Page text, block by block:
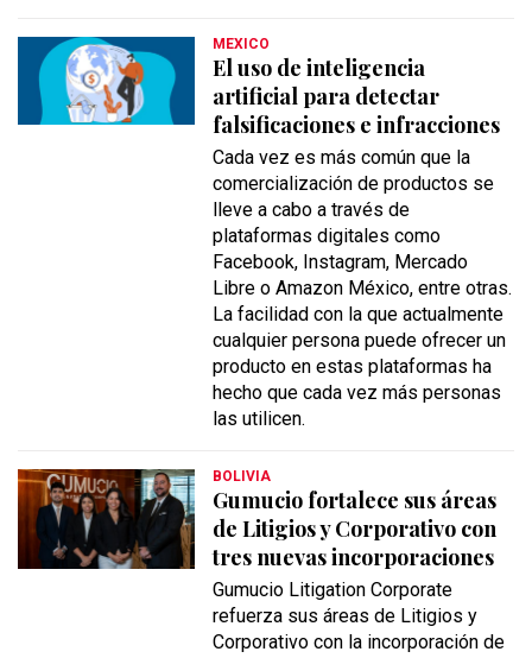
MEXICO
El uso de inteligencia
artificial para detectar
falsificaciones e infracciones
Cada vez es más común que la
comercialización de productos se
lleve a cabo a través de
plataformas digitales como
Facebook, Instagram, Mercado
Libre o Amazon México, entre otras.
La facilidad con la que actualmente
cualquier persona puede ofrecer un
producto en estas plataformas ha
hecho que cada vez más personas
las utilicen.
BOLIVIA
Gumucio fortalece sus áreas
de Litigios y Corporativo con
tres nuevas incorporaciones
Gumucio Litigation Corporate
refuerza sus áreas de Litigios y
Corporativo con la incorporación de